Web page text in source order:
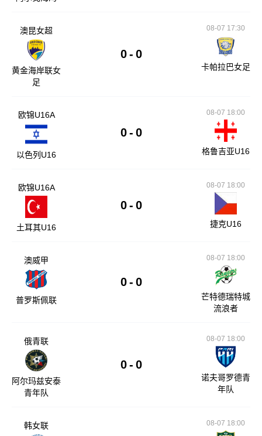
澳昆女超
黄金海岸联女
足
0 - 0
08-07 17:30
卡帕拉巴女足
欧锦U16A
以色列U16
0 - 0
08-07 18:00
格鲁吉亚U16
欧锦U16A
土耳其U16
0 - 0
08-07 18:00
捷克U16
澳威甲
普罗斯佩联
0 - 0
08-07 18:00
芒特德瑞特城
流浪者
俄青联
阿尔玛兹安泰
青年队
0 - 0
08-07 18:00
诺夫哥罗德青
年队
韩女联 08-07 18:00